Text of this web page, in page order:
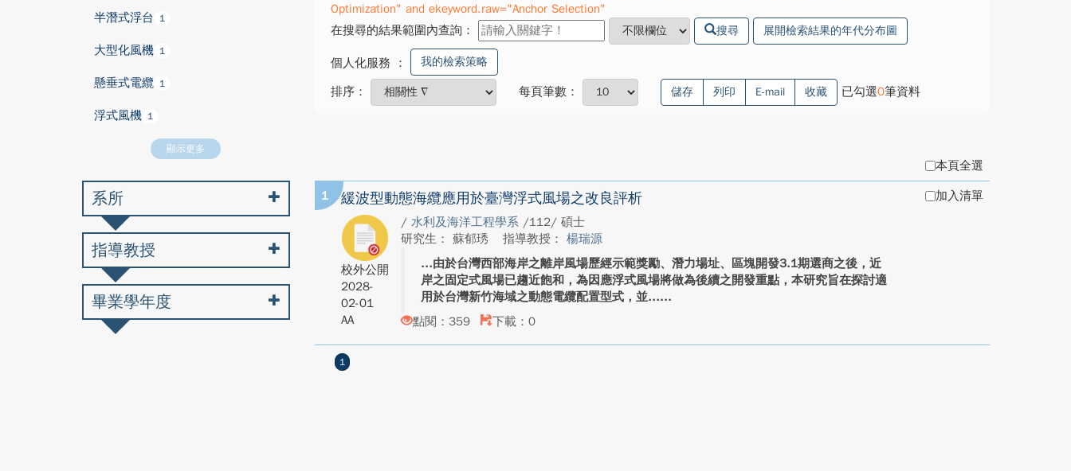
Optimization" and ekeyword.raw="Anchor Selection"
在搜尋的結果範圍內查詢：
搜尋 展開檢索結果的年代分布圖
個人化服務 ： 我的檢索策略
排序： 每頁筆數： 儲存 列印 E-mail 收藏 已勾選0筆資料
本頁全選
1 緩波型動態海纜應用於臺灣浮式風場之改良評析
校外公開
2028-
02-01
AA
/ 水利及海洋工程學系 /112/ 碩士
研究生： 蘇郁琇
指導教授： 楊瑞源
由於台灣西部海岸之離岸風場歷經示範獎勵、潛力場址、區塊開發3.1期選商之後，近
岸之固定式風場已趨近飽和，為因應浮式風場將做為後續之開發重點，本研究旨在探討適
用於台灣新竹海域之動態電纜配置型式，並...
點閱：359
下載：0
加入清單
1
半潛式浮台 1
大型化風機 1
懸垂式電纜 1
浮式風機 1
顯示更多
系所
指導教授
畢業學年度